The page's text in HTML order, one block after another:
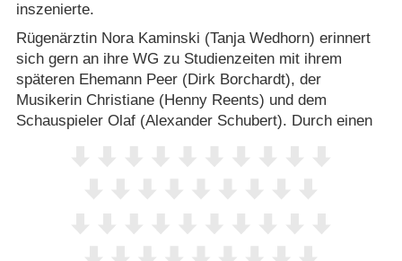
inszenierte.
Rügenärztin Nora Kaminski (Tanja Wedhorn) erinnert
sich gern an ihre WG zu Studienzeiten mit ihrem
späteren Ehemann Peer (Dirk Borchardt), der
Musikerin Christiane (Henny Reents) und dem
Schauspieler Olaf (Alexander Schubert). Durch einen